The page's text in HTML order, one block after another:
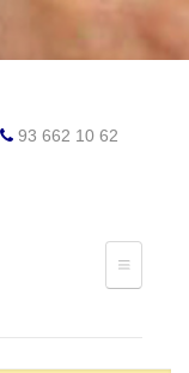
93 662 10 62